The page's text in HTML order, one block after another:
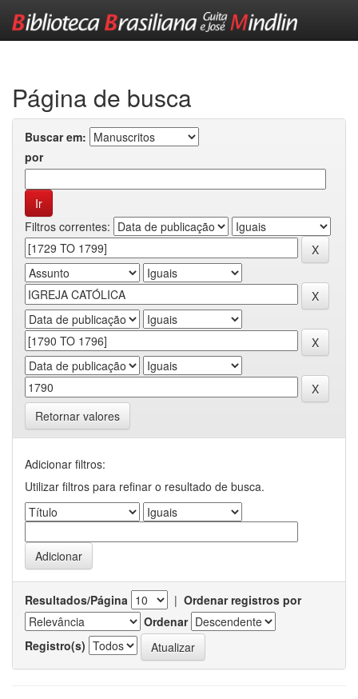
Página de busca
Buscar em:
por
Filtros correntes:
Retornar valores
Adicionar filtros:
Utilizar filtros para refinar o resultado de busca.
Resultados/Página | Ordenar registros por
Ordenar
Registro(s)